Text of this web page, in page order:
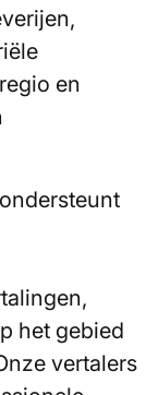
en
het gebied
vertalers